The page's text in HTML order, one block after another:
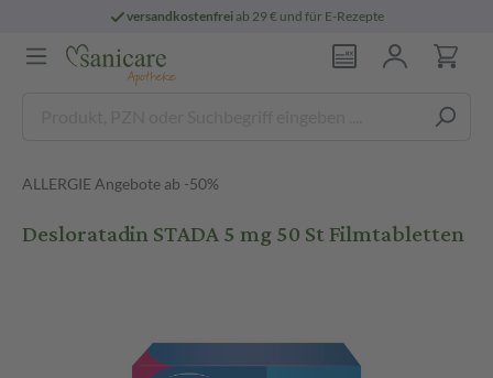
versandkostenfreiab 29 € und für E-Rezepte
ALLERGIE Angebote ab -50%
Desloratadin STADA 5 mg 50 St Filmtabletten